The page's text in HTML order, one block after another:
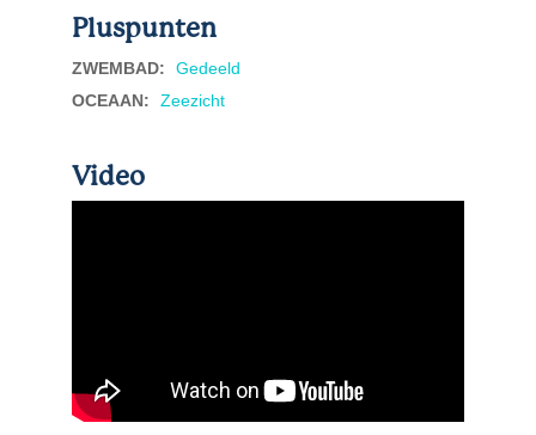
Pluspunten
ZWEMBAD:
Gedeeld
OCEAAN: Zeezicht
Video